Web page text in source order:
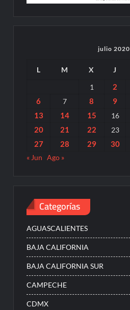
julio 2020
L M X J
1
2
6 7 8 9
13 14 15 16
20 21 22 23
27 28 29 30
« Jun Ago »
Categorías
AGUASCALIENTES
BAJA CALIFORNIA
BAJA CALIFORNIA SUR
CAMPECHE
CDMX